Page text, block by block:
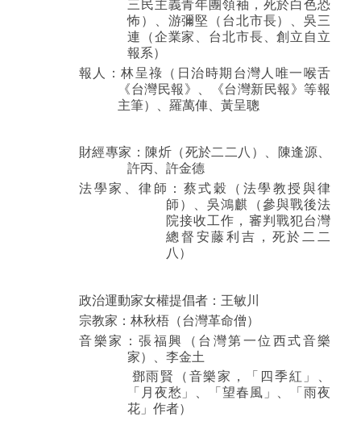
三民主義青年團領袖，死於白色恐
怖）、游彌堅（台北市長）、吳三
連（企業家、台北市長、創立自立
報系）
報人：林呈祿（日治時期台灣人唯一喉舌
《台灣民報》、《台灣新民報》等報
主筆）、羅萬俥、黃呈聰
財經專家：陳炘（死於二二八）、陳逢源、
許丙、許金德
法學家、律師：蔡式穀（法學教授與律
師）、吳鴻麒（參與戰後法
院接收工作，審判戰犯台灣
總督安藤利吉，死於二二
八）
政治運動家女權提倡者：王敏川
宗教家：林秋梧（台灣革命僧）
音樂家：張福興（台灣第一位西式音樂
家）、李金土
鄧雨賢（音樂家，「四季紅」、
「月夜愁」、「望春風」、「雨夜
花」作者）